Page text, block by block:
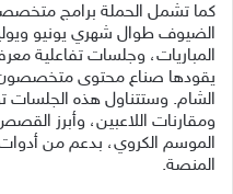
كما تشمل الحملة برامج
الضيوف طوال شهري يونيو
المباريات، وجلسات تفاعلية
يقودها صناع محتوى متخصصون
الشام. وستتناول هذه الجلسات
ومقارنات اللاعبين، وأبرز
الموسم الكروي، بدعم من أدوات
المنصة.